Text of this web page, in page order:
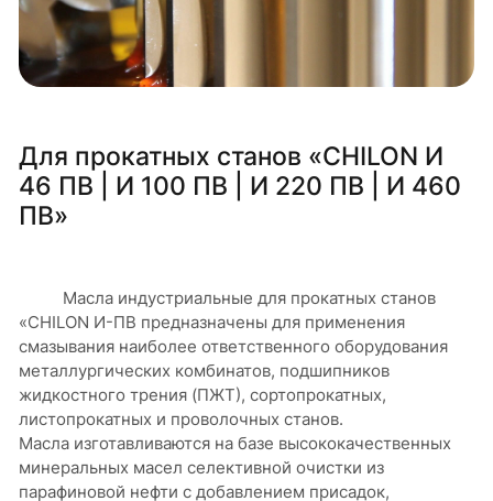
Для прокатных станов «CHILON И
46 ПВ | И 100 ПВ | И 220 ПВ | И 460
ПВ»
Масла индустриальные для прокатных станов
«CHILON И-ПВ предназначены для применения
смазывания наиболее ответственного оборудования
металлургических комбинатов, подшипников
жидкостного трения (ПЖТ), сортопрокатных,
листопрокатных и проволочных станов.
Масла изготавливаются на базе высококачественных
минеральных масел селективной очистки из
парафиновой нефти с добавлением присадок,